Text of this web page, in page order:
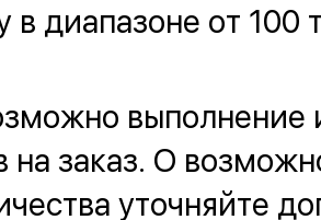
в диапазоне от 100
выполнение
на заказ. О
уточняйте